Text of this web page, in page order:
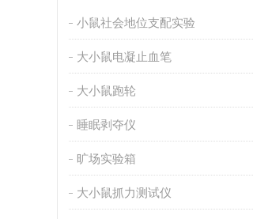
小鼠社会地位支配实验
大小鼠电凝止血笔
大小鼠跑轮
睡眠剥夺仪
旷场实验箱
大小鼠抓力测试仪